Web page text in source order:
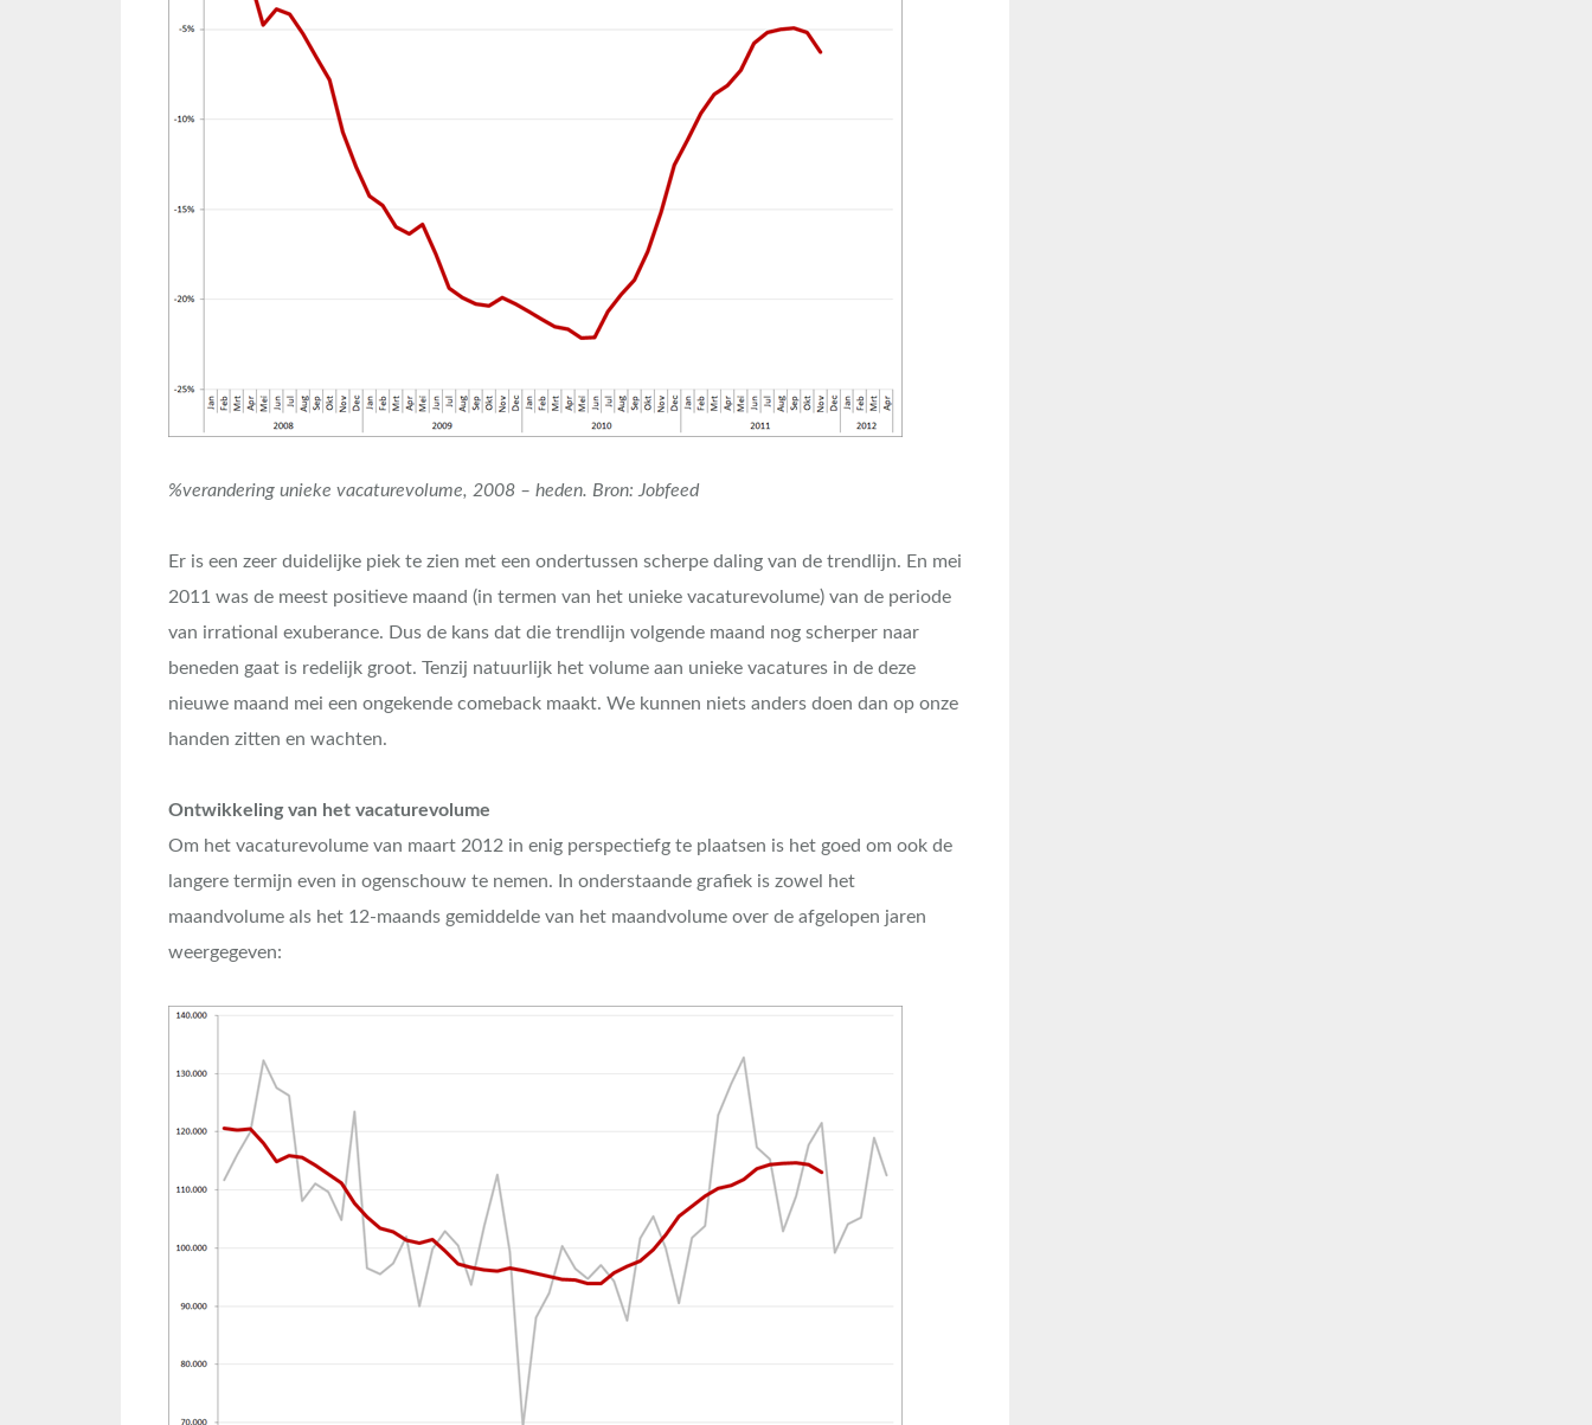
%verandering unieke vacaturevolume, 2008 – heden. Bron: Jobfeed
Er is een zeer duidelijke piek te zien met een ondertussen scherpe daling van de trendlijn. En mei
2011 was de meest positieve maand (in termen van het unieke vacaturevolume) van de periode
van irrational exuberance. Dus de kans dat die trendlijn volgende maand nog scherper naar
beneden gaat is redelijk groot. Tenzij natuurlijk het volume aan unieke vacatures in de deze
nieuwe maand mei een ongekende comeback maakt. We kunnen niets anders doen dan op onze
handen zitten en wachten.
Ontwikkeling van het vacaturevolume
Om het vacaturevolume van maart 2012 in enig perspectiefg te plaatsen is het goed om ook de
langere termijn even in ogenschouw te nemen. In onderstaande grafiek is zowel het
maandvolume als het 12-maands gemiddelde van het maandvolume over de afgelopen jaren
weergegeven: